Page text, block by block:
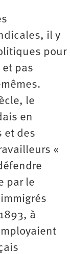
il y
pour
pas
le
en
et des
«
par le
à